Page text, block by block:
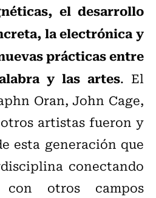
el desarrollo
la electrónica y
prácticas entre
y las artes. El
Oran, John Cage,
artistas fueron y
esta generación que
conectando
con otros campos